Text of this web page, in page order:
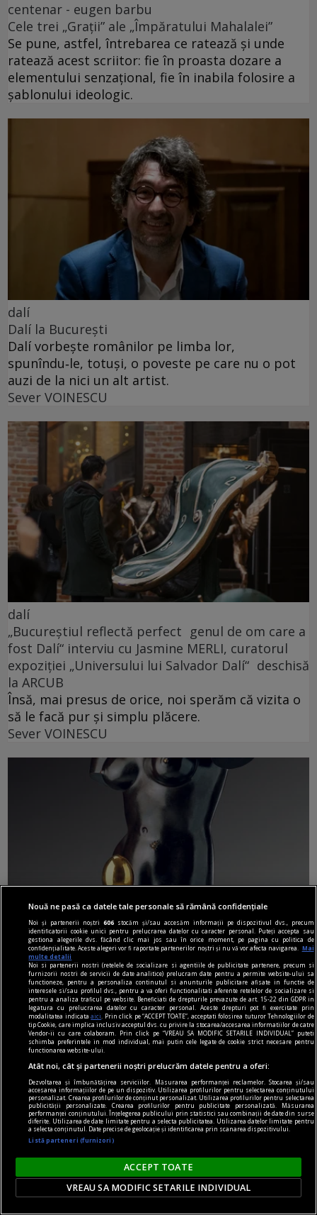
centenar - eugen barbu
Cele trei „Grații” ale „Împăratului Mahalalei”
Se pune, astfel, întrebarea ce ratează și unde
ratează acest scriitor: fie în proasta dozare a
elementului senzațional, fie în inabila folosire a
șablonului ideologic.
dalí
Dalí la București
Dalí vorbește românilor pe limba lor,
spunîndu‑le, totuși, o poveste pe care nu o pot
auzi de la nici un alt artist.
Sever VOINESCU
dalí
„Bucureștiul reflectă perfect genul de om care a
fost Dalí“ interviu cu Jasmine MERLI, curatorul
expoziției „Universului lui Salvador Dalí“ deschisă
la ARCUB
Însă, mai presus de orice, noi sperăm că vizita o
să le facă pur și simplu plăcere.
Sever VOINESCU
dalí
Declarația de independență a imaginației și
drepturile omului la propria sa nebunie
În coșmarul unei Venus americane, din beznă
apare (ticsit de umbrele uscate) vestitul taxi al
lui Cristofor Columb.
Nouă ne pasă ca datele tale personale să rămână confidențiale
Noi și partenerii noștri606 stocăm și/sau accesăm informații pe dispozitivul dvs., precum
identificatorii cookie unici pentru prelucrarea datelor cu caracter personal. Puteți accepta sau
gestiona alegerile dvs. făcând clic mai jos sau în orice moment, pe pagina cu politica de
confidențialitate. Aceste alegeri vor fi raportate partenerilor noștri și nu vă vor afecta navigarea.
Mai
multe detalii
Noi si partenerii nostri (retelele de socializare si agentiile de publicitate partenere, precum si
furnizorii nostri de servicii de date analitice) prelucram date pentru a permite website-ului sa
functioneze, pentru a personaliza continutul si anunturile publicitare afisate in functie de
interesele si/sau profilul dvs., pentru a va oferi functionalitati aferente retelelor de socializare si
pentru a analiza traficul pe website. Beneficiati de drepturile prevazute de art. 15-22 din GDPR in
legatura cu prelucrarea datelor cu caracter personal. Aceste drepturi pot fi exercitate prin
modalitatea indicataaici
. Prin click pe “ACCEPT TOATE”, acceptati folosirea tuturor Tehnologiilor de
tip Cookie, care implica inclusiv acceptul dvs. cu privire la stocarea/accesarea informatiilor de catre
Vendor-ii cu care colaboram. Prin click pe “VREAU SA MODIFIC SETARILE INDIVIDUAL” puteti
schimba preferintele in mod individual, mai putin cele legate de cookie strict necesare pentru
functionarea website-ului.
Atât noi, cât și partenerii noștri prelucrăm datele pentru a oferi:
Dezvoltarea și îmbunătățirea serviciilor. Măsurarea performanței reclamelor. Stocarea și/sau
accesarea informațiilor de pe un dispozitiv. Utilizarea profilurilor pentru selectarea conținutului
personalizat. Crearea profilurilor de conținut personalizat. Utilizarea profilurilor pentru selectarea
publicității personalizate. Crearea profilurilor pentru publicitate personalizată. Măsurarea
performanței conținutului. Înțelegerea publicului prin statistici sau combinații de date din surse
diferite. Utilizarea de date limitate pentru a selecta publicitatea. Utilizarea datelor limitate pentru
a selecta conținutul. Date precise de geolocație și identificarea prin scanarea dispozitivului.
Listă parteneri (furnizori)
ACCEPT TOATE
VREAU SA MODIFIC SETARILE INDIVIDUAL